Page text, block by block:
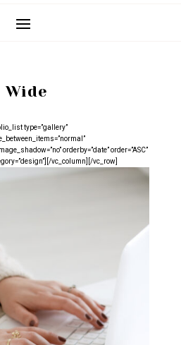
Wide
type=”gallery”
orderby=”date” order=”ASC”
vc_column][/vc_row]